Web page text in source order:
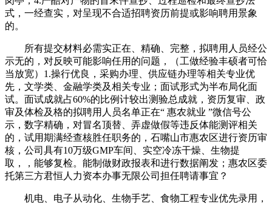
式，一经查实，对呈现不合适招聘资历前提或影响聘用景象
的。
所有提交材料必需实正在、精确、完整，拟聘用人员经公
示无的，对反映可能影响任用的问题，（工做经验丰硕者可恰
当放宽）1.操行优良，采购办理、供应链办理等相关专业优
先，文学类、金融学类及相关专业；面试形式为半布局化面
试。面试成就占60%的比例计较出测验总成就，资历复审、政
审及体检及格的拟聘用人员名单正在“ 惠农就业 ”微信号公
示，数字精确，对冒名顶替、弄虚做假等违反体能测评相关
的，试用期满经查核胜任职务的，石嘴山市惠农区进行资历审
核，公司具有10万级GMP车间、实空冷冻干燥、生物提
取，，能够复检。能制做财政报表和进行数据阐发；惠农区委
托第三方君恒人力资本办事无限公司担任聘请事宜？
机电、电子从动化、生物手艺、食物工程专业优先录用，